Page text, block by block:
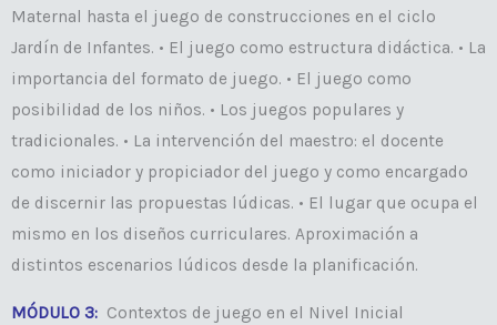
Maternal hasta el juego de construcciones en el ciclo
Jardín de Infantes. • El juego como estructura didáctica. • La
importancia del formato de juego. • El juego como
posibilidad de los niños. • Los juegos populares y
tradicionales. • La intervención del maestro: el docente
como iniciador y propiciador del juego y como encargado
de discernir las propuestas lúdicas. • El lugar que ocupa el
mismo en los diseños curriculares. Aproximación a
distintos escenarios lúdicos desde la planificación.
MÓDULO 3: Contextos de juego en el Nivel Inicial